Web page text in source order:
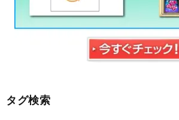
タグ検索